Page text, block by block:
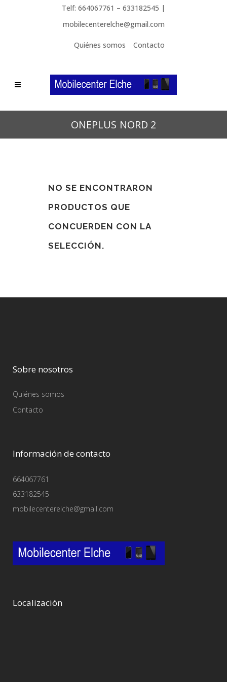
Telf: 664067761 – 633182545 |
mobilecenterelche@gmail.com
Quiénes somos Contacto
ONEPLUS NORD 2
NO SE ENCONTRARON
PRODUCTOS QUE
CONCUERDEN CON LA
SELECCIÓN.
Sobre nosotros
Quiénes somos
Contacto
Información de contacto
664067761
633182545
mobilecenterelche@gmail.com
Localización